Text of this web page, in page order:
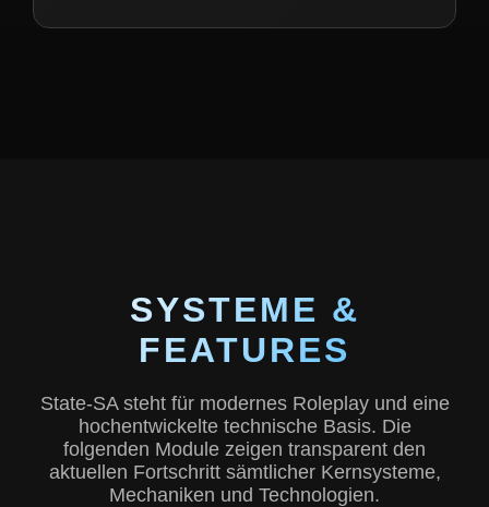
SYSTEME &
FEATURES
State-SA steht für modernes Roleplay und eine
hochentwickelte technische Basis. Die
folgenden Module zeigen transparent den
aktuellen Fortschritt sämtlicher Kernsysteme,
Mechaniken und Technologien.